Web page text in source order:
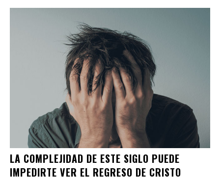
LA COMPLEJIDAD DE ESTE SIGLO PUEDE
IMPEDIRTE VER EL REGRESO DE CRISTO